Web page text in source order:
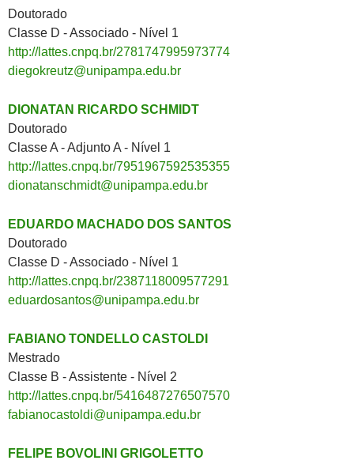
Doutorado
Classe D - Associado - Nível 1
http://lattes.cnpq.br/2781747995973774
diegokreutz@unipampa.edu.br
DIONATAN RICARDO SCHMIDT
Doutorado
Classe A - Adjunto A - Nível 1
http://lattes.cnpq.br/7951967592535355
dionatanschmidt@unipampa.edu.br
EDUARDO MACHADO DOS SANTOS
Doutorado
Classe D - Associado - Nível 1
http://lattes.cnpq.br/2387118009577291
eduardosantos@unipampa.edu.br
FABIANO TONDELLO CASTOLDI
Mestrado
Classe B - Assistente - Nível 2
http://lattes.cnpq.br/5416487276507570
fabianocastoldi@unipampa.edu.br
FELIPE BOVOLINI GRIGOLETTO